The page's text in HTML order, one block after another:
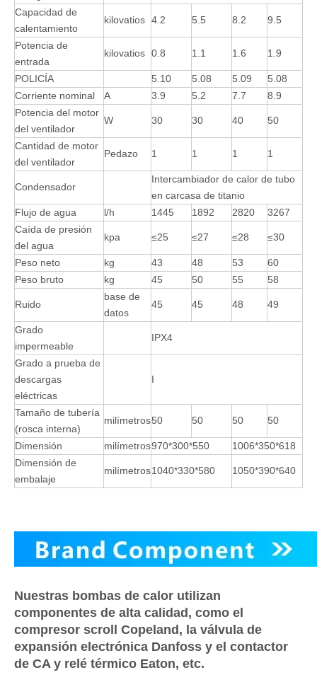
Capacidad de
calentamiento
kilovatios 4.2 5.5 8.2 9.5
Potencia de
entrada
kilovatios 0.8 1.1 1.6 1.9
POLICÍA 5.10 5.08 5.09
5.08
Corriente nominal
A 3.9 5.2 7.7
8.9
Potencia del motor
del ventilador
W 30 30 40 50
Cantidad de motor
del ventilador
Pedazo 1 1 1 1
Condensador
Intercambiador de calor de tubo
en carcasa de titanio
Flujo de agua
l/h 1445 1892 2820
3267
Caída de presión
del agua
kpa ≤25 ≤27 ≤28 ≤30
Peso neto kg 43 48 53
60
Peso bruto
kg 45 50 55 58
Ruido
base de
datos
45 45 48 49
Grado
impermeable
IPX4
Grado a prueba de
descargas
eléctricas
I
Tamaño de tubería
(rosca interna)
milímetros50 50 50 50
Dimensión milímetros970*300*550
1006*350*618
Dimensión de
embalaje
milímetros1040*330*580 1050*390*640
Nuestras bombas de calor utilizan
componentes de alta calidad, como el
compresor scroll Copeland, la válvula de
expansión electrónica Danfoss y el contactor
de CA y relé térmico Eaton, etc.